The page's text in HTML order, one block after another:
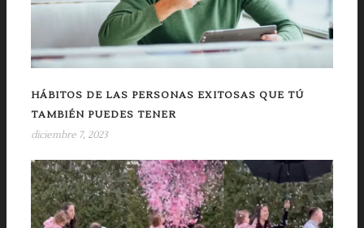
HÁBITOS DE LAS PERSONAS EXITOSAS QUE TÚ
TAMBIÉN PUEDES TENER
diciembre 7, 2023